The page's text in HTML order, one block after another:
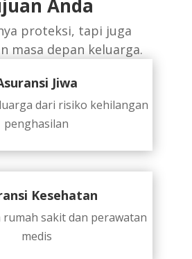
Anda
proteksi, tapi juga
masa depan keluarga.
Jiwa
dari risiko kehilangan
penghasilan
Kesehatan
rumah sakit dan perawatan
medis